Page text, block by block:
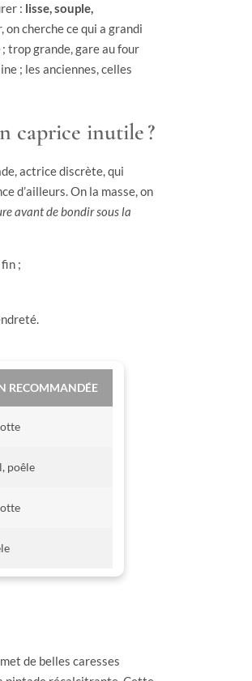
: lisse, souple,
cherche ce qui a grandi
trop grande, gare au four
; les anciennes, celles
caprice inutile ?
actrice discrète, qui
d’ailleurs. On la masse, on
avant de bondir sous la
;
RECOMMANDÉE
poêle
de belles caresses